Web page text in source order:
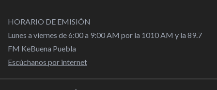
HORARIO DE EMISIÓN
Lunes a viernes de 6:00 a 9:00 AM por la 1010 AM y la 89.7
FM KeBuena Puebla
Escúchanos por internet